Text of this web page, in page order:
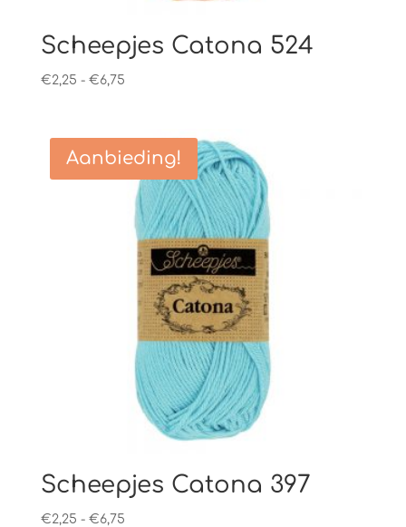
Scheepjes Catona 524
€2,25 - €6,75Prijsklasse:
€6,75
Aanbieding!
Scheepjes Catona 397
€2,25 - €6,75Prijsklasse: